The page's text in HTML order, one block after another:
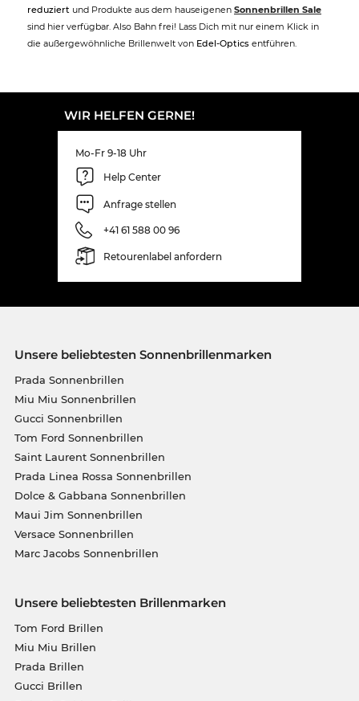
reduziert und Produkte aus dem hauseigenen Sonnenbrillen Sale
sind hier verfügbar. Also Bahn frei! Lass Dich mit nur einem Klick in
die außergewöhnliche Brillenwelt von Edel-Optics entführen.
WIR HELFEN GERNE!
Mo-Fr 9-18 Uhr
Help Center
Anfrage stellen
+41 61 588 00 96
Retourenlabel anfordern
Unsere beliebtesten Sonnenbrillenmarken
Prada Sonnenbrillen
Miu Miu Sonnenbrillen
Gucci Sonnenbrillen
Tom Ford Sonnenbrillen
Saint Laurent Sonnenbrillen
Prada Linea Rossa Sonnenbrillen
Dolce & Gabbana Sonnenbrillen
Maui Jim Sonnenbrillen
Versace Sonnenbrillen
Marc Jacobs Sonnenbrillen
Unsere beliebtesten Brillenmarken
Tom Ford Brillen
Miu Miu Brillen
Prada Brillen
Gucci Brillen